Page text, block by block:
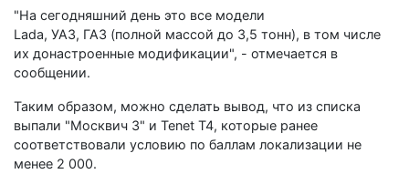
"На сегодняшний день это все модели
Lada, УАЗ, ГАЗ (полной массой до 3,5 тонн), в том числе
их донастроенные модификации", - отмечается в
сообщении.
Таким образом, можно сделать вывод, что из списка
выпали "Москвич 3" и Tenet T4, которые ранее
соответствовали условию по баллам локализации не
менее 2 000.